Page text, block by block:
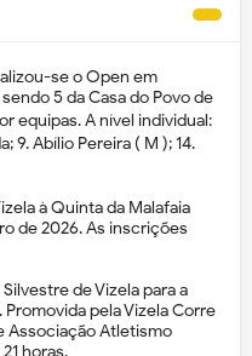
se o Open em
5 da Casa do Povo de
equipas. A nível individual:
9. Abílio Pereira ( M ); 14.
à Quinta da Malafaia
de 2026. As inscrições
Silvestre de Vizela para a
pela Vizela Corre
Associação Atletismo